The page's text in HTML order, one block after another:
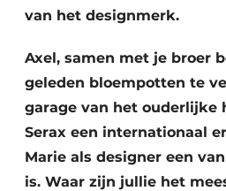
van het designmerk.
Axel, samen met je broer
geleden bloempotten te
garage van het ouderlijke
Serax een internationaal
Marie als designer een
is. Waar zijn jullie het